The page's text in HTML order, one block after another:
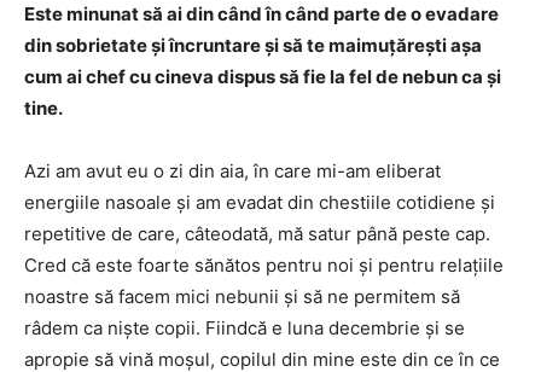
Este minunat să ai din când în când parte de o evadare
din sobrietate și încruntare și să te maimuțărești așa
cum ai chef cu cineva dispus să fie la fel de nebun ca și
tine.
Azi am avut eu o zi din aia, în care mi-am eliberat
energiile nasoale și am evadat din chestiile cotidiene și
repetitive de care, câteodată, mă satur până peste cap.
Cred că este foarte sănătos pentru noi și pentru relațiile
noastre să facem mici nebunii și să ne permitem să
râdem ca niște copii. Fiindcă e luna decembrie și se
apropie să vină moșul, copilul din mine este din ce în ce